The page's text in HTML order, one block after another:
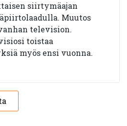
siirtymäajan
Muutos
television.
toistaa
myös ensi vuonna.